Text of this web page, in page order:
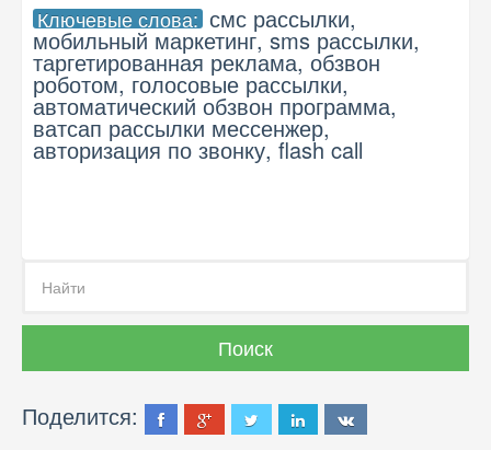
Ключевые слова: смс рассылки,
мобильный маркетинг, sms рассылки,
таргетированная реклама, обзвон
роботом, голосовые рассылки,
автоматический обзвон программа,
ватсап рассылки мессенжер,
авторизация по звонку, flash call
Поделится: